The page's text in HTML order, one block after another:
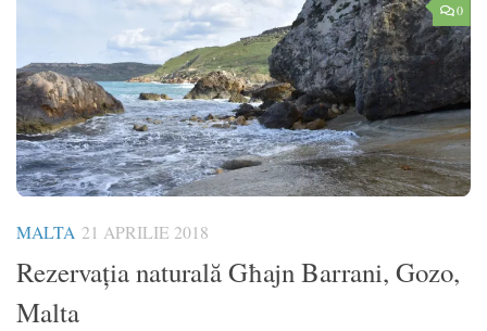
0
MALTA 21 APRILIE 2018
Rezervația naturală Għajn Barrani, Gozo,
Malta